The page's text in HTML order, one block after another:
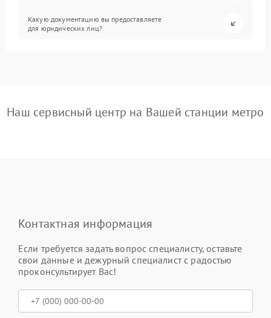
Какую документацию вы предоставляете
для юридических лиц?
Наш сервисный центр на Вашей станции метро
Контактная информация
Если требуется задать вопрос специалисту, оставьте
свои данные и дежурный специалист с радостью
проконсультирует Вас!